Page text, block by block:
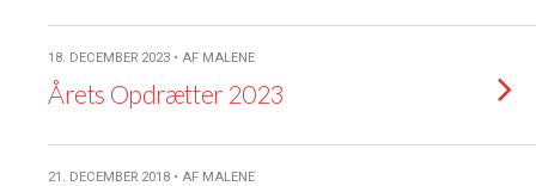
18. DECEMBER 2023 • AF MALENE
Årets Opdrætter 2023
21. DECEMBER 2018 • AF MALENE